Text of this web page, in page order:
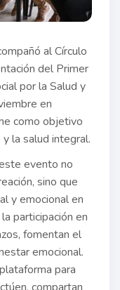
al Círculo
del Primer
por la Salud y
en
como objetivo
la salud integral.
evento no
sino que
y emocional en
participación en
fomentan el
emocional.
para